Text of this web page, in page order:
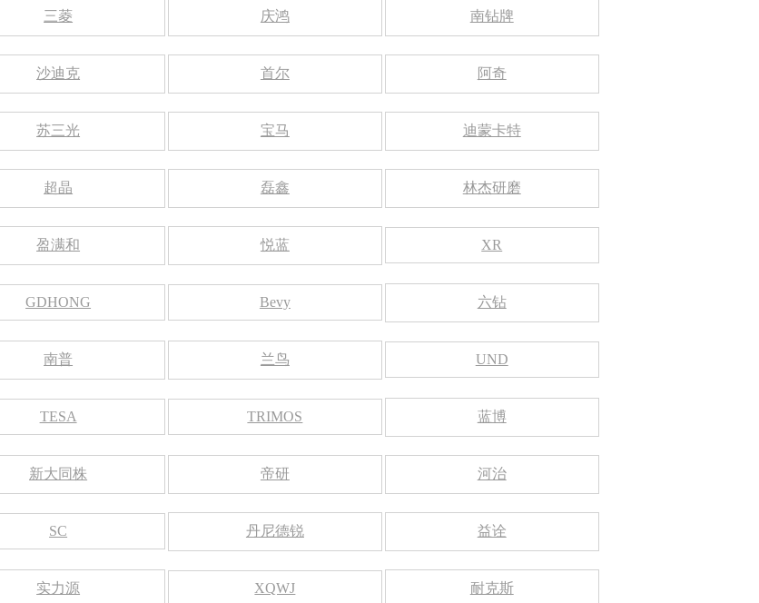
三菱 庆鸿 南钻牌
沙迪克 首尔 阿奇
苏三光 宝马 迪蒙卡特
超晶 磊鑫 林杰研磨
盈满和 悦蓝 XR
GDHONG Bevy 六钻
南普 兰鸟 UND
TESA TRIMOS 蓝博
新大同株 帝研 河治
SC 丹尼德锐 益诠
实力源 XQWJ 耐克斯